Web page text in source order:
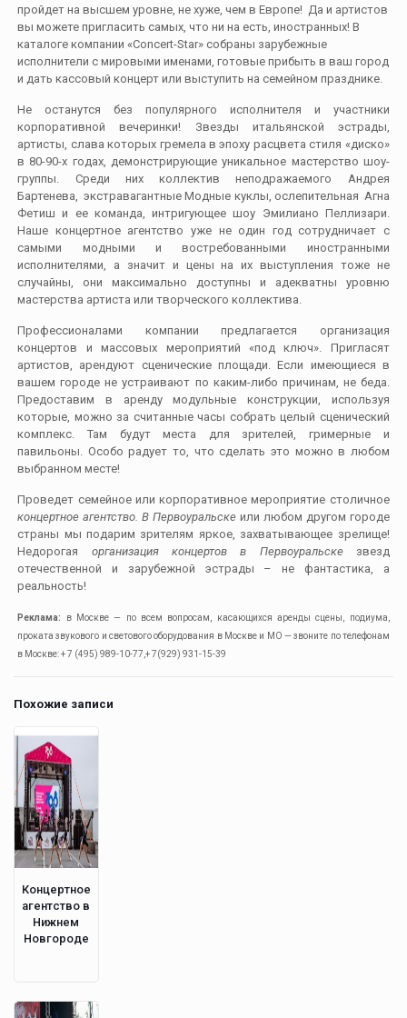
пройдет на высшем уровне, не хуже, чем в Европе! Да и артистов
вы можете пригласить самых, что ни на есть, иностранных! В
каталоге компании «Concert-Star» собраны зарубежные
исполнители с мировыми именами, готовые прибыть в ваш город
и дать кассовый концерт или выступить на семейном празднике.
Не останутся без популярного исполнителя и участники
корпоративной вечеринки! Звезды итальянской эстрады,
артисты, слава которых гремела в эпоху расцвета стиля «диско»
в 80-90-х годах, демонстрирующие уникальное мастерство шоу-
группы. Среди них коллектив неподражаемого Андрея
Бартенева, экстравагантные Модные куклы, ослепительная Агна
Фетиш и ее команда, интригующее шоу Эмилиано Пеллизари.
Наше концертное агентство уже не один год сотрудничает с
самыми модными и востребованными иностранными
исполнителями, а значит и цены на их выступления тоже не
случайны, они максимально доступны и адекватны уровню
мастерства артиста или творческого коллектива.
Профессионалами компании предлагается организация
концертов и массовых мероприятий «под ключ». Пригласят
артистов, арендуют сценические площади. Если имеющиеся в
вашем городе не устраивают по каким-либо причинам, не беда.
Предоставим в аренду модульные конструкции, используя
которые, можно за считанные часы собрать целый сценический
комплекс. Там будут места для зрителей, гримерные и
павильоны. Особо радует то, что сделать это можно в любом
выбранном месте!
Проведет семейное или корпоративное мероприятие столичное
концертное агентство. В Первоуральске или любом другом городе
страны мы подарим зрителям яркое, захватывающее зрелище!
Недорогая организация концертов в Первоуральскезвезд
отечественной и зарубежной эстрады – не фантастика, а
реальность!
Реклама:
в Москве — по всем вопросам, касающихся аренды сцены, подиума,
проката звукового и светового оборудования в Москве и МО — звоните по телефонам
в Москве: + 7 (495) 989-10-77,+ 7(929) 931-15-39
Похожие записи
Концертное
агентство в
Нижнем
Новгороде